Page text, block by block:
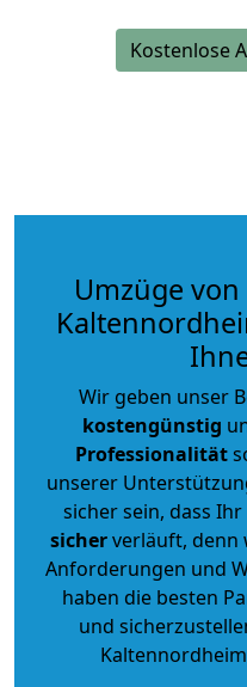
Kostenlose
Umzüge
Wir geben unser
kostengünstig
Professionalität
unserer
sicher sein, dass
sicherverläuft, denn
Anforderungen und
haben die besten
und